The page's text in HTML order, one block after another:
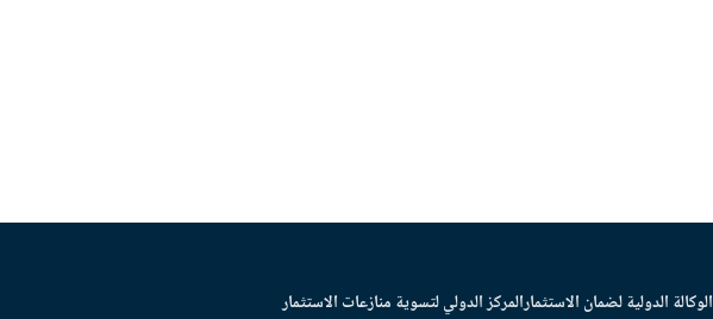
الوكالة الدولية لضمان الاستثمارالمركز الدولي لتسوية منازعات الاستثمار